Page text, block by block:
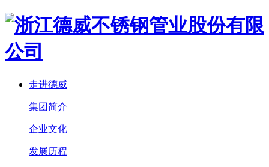
走进德威
集团简介
企业文化
发展历程